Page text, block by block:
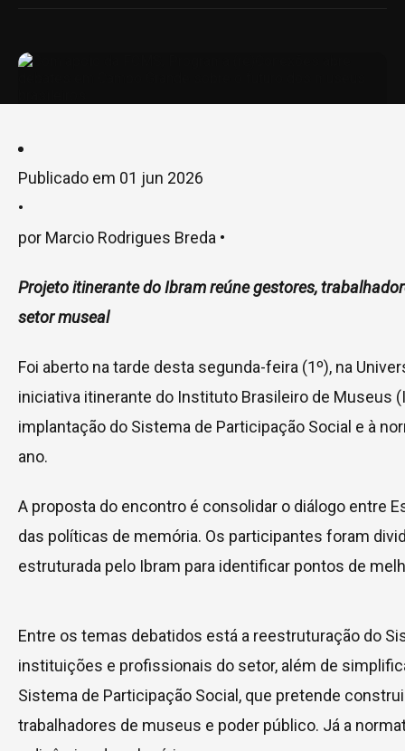
Publicado em 01 jun 2026
•
por Marcio Rodrigues Breda •
Projeto itinerante do Ibram reúne gestores,
setor museal
Foi aberto na tarde desta segunda-feira (1º), na
iniciativa itinerante do Instituto Brasileiro de Museus
implantação do Sistema de Participação Social e à
ano.
A proposta do encontro é consolidar o diálogo entre
das políticas de memória. Os participantes foram
estruturada pelo Ibram para identificar pontos de
Entre os temas debatidos está a reestruturação do
instituições e profissionais do setor, além de
Sistema de Participação Social, que pretende
trabalhadores de museus e poder público. Já a